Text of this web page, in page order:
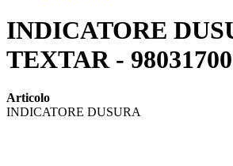
INDICATORE
TEXTAR - 98031700
Articolo
INDICATORE DUSURA